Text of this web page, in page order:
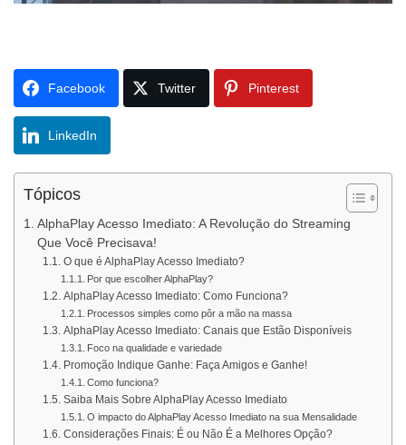
Facebook Twitter Pinterest
LinkedIn
Tópicos
AlphaPlay Acesso Imediato: A Revolução do Streaming
Que Você Precisava!
O que é AlphaPlay Acesso Imediato?
Por que escolher AlphaPlay?
AlphaPlay Acesso Imediato: Como Funciona?
Processos simples como pôr a mão na massa
AlphaPlay Acesso Imediato: Canais que Estão Disponíveis
Foco na qualidade e variedade
Promoção Indique Ganhe: Faça Amigos e Ganhe!
Como funciona?
Saiba Mais Sobre AlphaPlay Acesso Imediato
O impacto do AlphaPlay Acesso Imediato na sua Mensalidade
Considerações Finais: É ou Não É a Melhores Opção?